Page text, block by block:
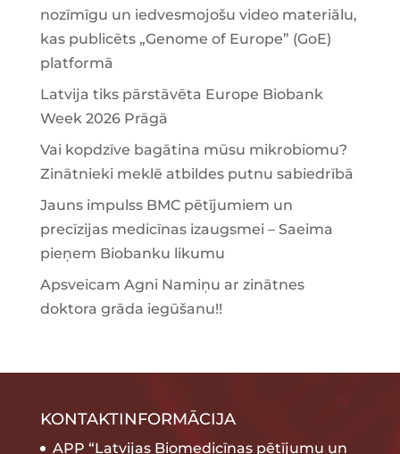
nozīmīgu un iedvesmojošu video materiālu,
kas publicēts „Genome of Europe” (GoE)
platformā
Latvija tiks pārstāvēta Europe Biobank
Week 2026 Prāgā
Vai kopdzīve bagātina mūsu mikrobiomu?
Zinātnieki meklē atbildes putnu sabiedrībā
Jauns impulss BMC pētījumiem un
precīzijas medicīnas izaugsmei – Saeima
pieņem Biobanku likumu
Apsveicam Agni Namiņu ar zinātnes
doktora grāda iegūšanu!!
KONTAKTINFORMĀCIJA
APP “Latvijas Biomedicīnas pētījumu un